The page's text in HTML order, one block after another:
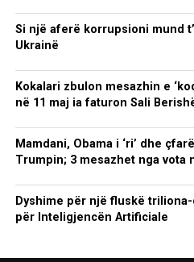
Si një aferë korrupsioni mund
Ukrainë
Kokalari zbulon mesazhin e
në 11 maj ia faturon Sali
Mamdani, Obama i ‘ri’ dhe
Trumpin; 3 mesazhet nga vota
Dyshime për një fluskë
për Inteligjencën Artificiale